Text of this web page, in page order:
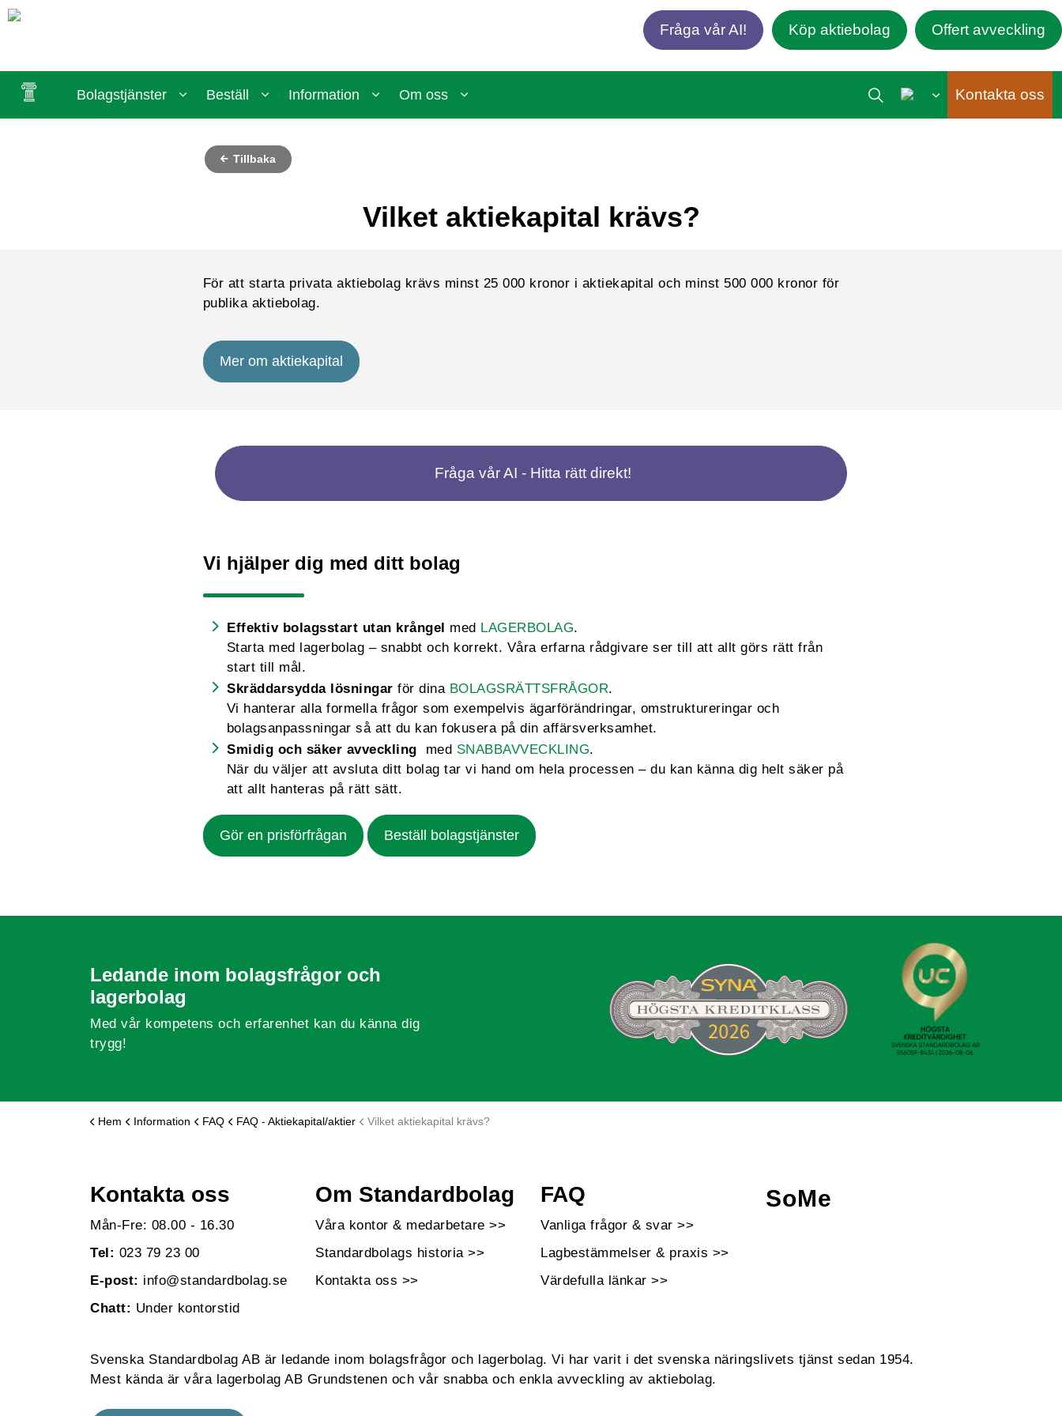
Bolagstjänster Beställ Information Om oss Kontakta oss
Fråga vår AI! Köp aktiebolag Offert avveckling
Tillbaka
Vilket aktiekapital krävs?
För att starta privata aktiebolag krävs minst 25 000 kronor i aktiekapital och minst 500 000 kronor för
publika aktiebolag.
Mer om aktiekapital
Fråga vår AI - Hitta rätt direkt!
Vi hjälper dig med ditt bolag
Effektiv bolagsstart utan krångel med LAGERBOLAG.
Starta med lagerbolag – snabbt och korrekt. Våra erfarna rådgivare ser till att allt görs rätt från
start till mål.
Skräddarsydda lösningar för dina BOLAGSRÄTTSFRÅGOR.
Vi hanterar alla formella frågor som exempelvis ägarförändringar, omstruktureringar och
bolagsanpassningar så att du kan fokusera på din affärsverksamhet.
Smidig och säker avveckling med SNABBAVVECKLING.
När du väljer att avsluta ditt bolag tar vi hand om hela processen – du kan känna dig helt säker på
att allt hanteras på rätt sätt.
Gör en prisförfrågan Beställ bolagstjänster
Ledande inom bolagsfrågor och
lagerbolag
Med vår kompetens och erfarenhet kan du känna dig
trygg!
Hem Information FAQ FAQ - Aktiekapital/aktier Vilket aktiekapital krävs?
Kontakta oss
Mån-Fre: 08.00 - 16.30
Tel: 023 79 23 00
E-post: info@standardbolag.se
Chatt: Under kontorstid
Om Standardbolag
Våra kontor & medarbetare >>
Standardbolags historia >>
Kontakta oss >>
FAQ
Vanliga frågor & svar >>
Lagbestämmelser & praxis >>
Värdefulla länkar >>
SoMe
Svenska Standardbolag AB är ledande inom bolagsfrågor och lagerbolag. Vi har varit i det svenska näringslivets tjänst sedan 1954.
Mest kända är våra lagerbolag AB Grundstenen och vår snabba och enkla avveckling av aktiebolag.